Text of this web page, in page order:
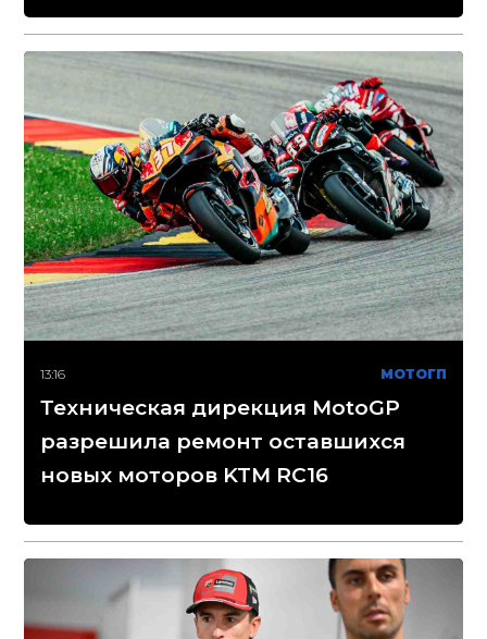
13:16 МОТОГП
Техническая дирекция MotoGP
разрешила ремонт оставшихся
новых моторов KTM RC16